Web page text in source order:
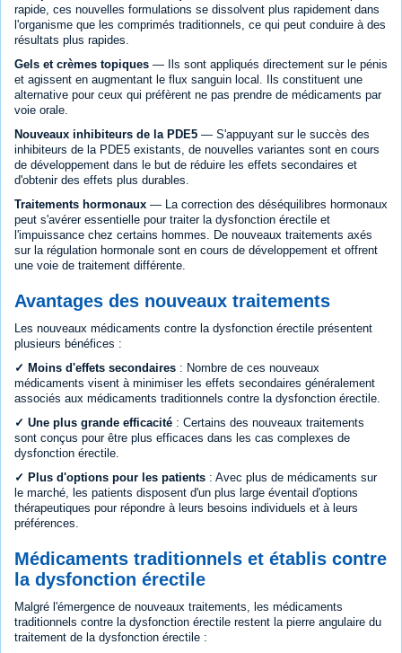
rapide, ces nouvelles formulations se dissolvent plus rapidement dans
l'organisme que les comprimés traditionnels, ce qui peut conduire à des
résultats plus rapides.
Gels et crèmes topiques — Ils sont appliqués directement sur le pénis
et agissent en augmentant le flux sanguin local. Ils constituent une
alternative pour ceux qui préfèrent ne pas prendre de médicaments par
voie orale.
Nouveaux inhibiteurs de la PDE5 — S'appuyant sur le succès des
inhibiteurs de la PDE5 existants, de nouvelles variantes sont en cours
de développement dans le but de réduire les effets secondaires et
d'obtenir des effets plus durables.
Traitements hormonaux — La correction des déséquilibres hormonaux
peut s'avérer essentielle pour traiter la dysfonction érectile et
l'impuissance chez certains hommes. De nouveaux traitements axés
sur la régulation hormonale sont en cours de développement et offrent
une voie de traitement différente.
Avantages des nouveaux traitements
Les nouveaux médicaments contre la dysfonction érectile présentent
plusieurs bénéfices :
✓ Moins d'effets secondaires : Nombre de ces nouveaux
médicaments visent à minimiser les effets secondaires généralement
associés aux médicaments traditionnels contre la dysfonction érectile.
✓ Une plus grande efficacité : Certains des nouveaux traitements
sont conçus pour être plus efficaces dans les cas complexes de
dysfonction érectile.
✓ Plus d'options pour les patients : Avec plus de médicaments sur
le marché, les patients disposent d'un plus large éventail d'options
thérapeutiques pour répondre à leurs besoins individuels et à leurs
préférences.
Médicaments traditionnels et établis contre
la dysfonction érectile
Malgré l'émergence de nouveaux traitements, les médicaments
traditionnels contre la dysfonction érectile restent la pierre angulaire du
traitement de la dysfonction érectile :